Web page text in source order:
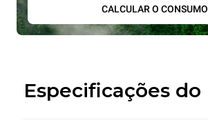
CALCULAR O CONSUMO
Especificações